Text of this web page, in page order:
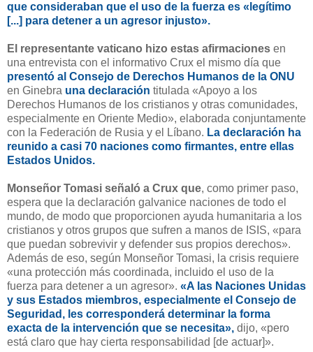
que consideraban que el uso de la fuerza es «legítimo
[...] para detener a un agresor injusto».
El representante vaticano hizo estas afirmaciones en
una entrevista con el informativo Crux el mismo día que
presentó al Consejo de Derechos Humanos de la ONU
en Ginebra una declaración titulada «Apoyo a los
Derechos Humanos de los cristianos y otras comunidades,
especialmente en Oriente Medio», elaborada conjuntamente
con la Federación de Rusia y el Líbano. La declaración ha
reunido a casi 70 naciones como firmantes, entre ellas
Estados Unidos.
Monseñor Tomasi señaló a Crux que, como primer paso,
espera que la declaración galvanice naciones de todo el
mundo, de modo que proporcionen ayuda humanitaria a los
cristianos y otros grupos que sufren a manos de ISIS, «para
que puedan sobrevivir y defender sus propios derechos».
Además de eso, según Monseñor Tomasi, la crisis requiere
«una protección más coordinada, incluido el uso de la
fuerza para detener a un agresor». «A las Naciones Unidas
y sus Estados miembros, especialmente el Consejo de
Seguridad, les corresponderá determinar la forma
exacta de la intervención que se necesita», dijo, «pero
está claro que hay cierta responsabilidad [de actuar]».